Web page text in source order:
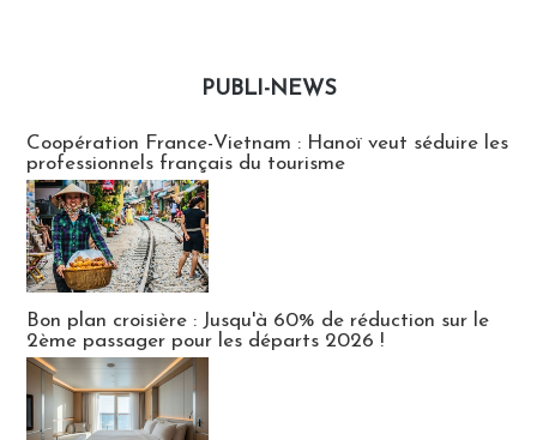
PUBLI-NEWS
Coopération France-Vietnam : Hanoï veut séduire les
professionnels français du tourisme
Bon plan croisière : Jusqu'à 60% de réduction sur le
2ème passager pour les départs 2026 !